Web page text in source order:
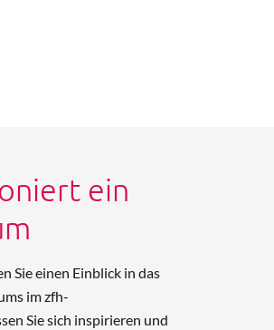
ein
Sie einen Einblick in das
im zfh-
Sie sich inspirieren und